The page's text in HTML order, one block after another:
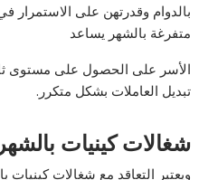
بالدوام وقدرتهن على الاستمرار
متفرغة بالشهر يساعد
الأسر على الحصول على مستوى
تبديل العاملات بشكل متكرر.
شغالات كينيات بالشهر
ويعتبر التعاقد مع شغالات كينيات